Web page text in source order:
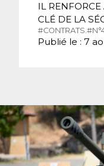
IL
CLÉ DE LA
#CONTRATS.
Publié le : 7